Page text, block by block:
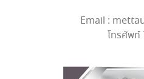
Email :
โทรศัพท์